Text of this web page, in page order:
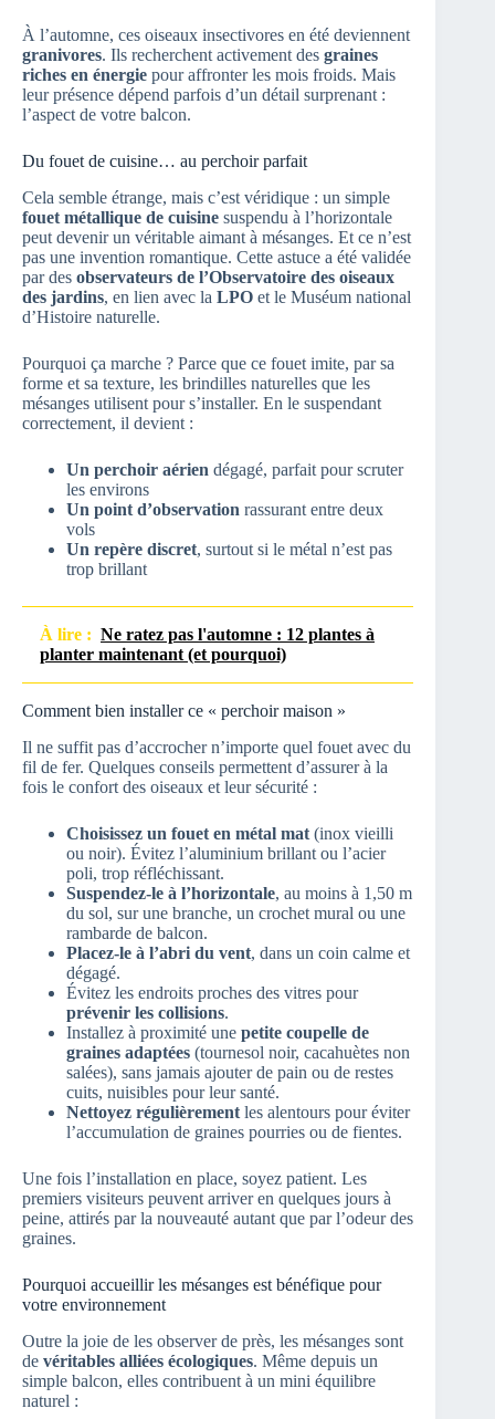
À l’automne, ces oiseaux insectivores en été deviennent
granivores. Ils recherchent activement des graines
riches en énergie pour affronter les mois froids. Mais
leur présence dépend parfois d’un détail surprenant :
l’aspect de votre balcon.
Du fouet de cuisine… au perchoir parfait
Cela semble étrange, mais c’est véridique : un simple
fouet métallique de cuisine suspendu à l’horizontale
peut devenir un véritable aimant à mésanges. Et ce n’est
pas une invention romantique. Cette astuce a été validée
par des observateurs de l’Observatoire des oiseaux
des jardins, en lien avec la LPO et le Muséum national
d’Histoire naturelle.
Pourquoi ça marche ? Parce que ce fouet imite, par sa
forme et sa texture, les brindilles naturelles que les
mésanges utilisent pour s’installer. En le suspendant
correctement, il devient :
Un perchoir aérien dégagé, parfait pour scruter
les environs
Un point d’observation rassurant entre deux
vols
Un repère discret, surtout si le métal n’est pas
trop brillant
À lire : Ne ratez pas l'automne : 12 plantes à
planter maintenant (et pourquoi)
Comment bien installer ce « perchoir maison »
Il ne suffit pas d’accrocher n’importe quel fouet avec du
fil de fer. Quelques conseils permettent d’assurer à la
fois le confort des oiseaux et leur sécurité :
Choisissez un fouet en métal mat (inox vieilli
ou noir). Évitez l’aluminium brillant ou l’acier
poli, trop réfléchissant.
Suspendez-le à l’horizontale, au moins à 1,50 m
du sol, sur une branche, un crochet mural ou une
rambarde de balcon.
Placez-le à l’abri du vent, dans un coin calme et
dégagé.
Évitez les endroits proches des vitres pour
prévenir les collisions.
Installez à proximité une petite coupelle de
graines adaptées (tournesol noir, cacahuètes non
salées), sans jamais ajouter de pain ou de restes
cuits, nuisibles pour leur santé.
Nettoyez régulièrement les alentours pour éviter
l’accumulation de graines pourries ou de fientes.
Une fois l’installation en place, soyez patient. Les
premiers visiteurs peuvent arriver en quelques jours à
peine, attirés par la nouveauté autant que par l’odeur des
graines.
Pourquoi accueillir les mésanges est bénéfique pour
votre environnement
Outre la joie de les observer de près, les mésanges sont
de véritables alliées écologiques. Même depuis un
simple balcon, elles contribuent à un mini équilibre
naturel :